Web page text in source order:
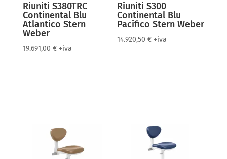
Riuniti S380TRC
Continental Blu
Atlantico Stern
Weber
19.691,00 € +iva
Riuniti S300
Continental Blu
Pacifico Stern Weber
14.920,50€ +iva